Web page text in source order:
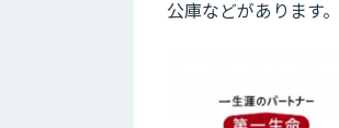
公庫などがあります。